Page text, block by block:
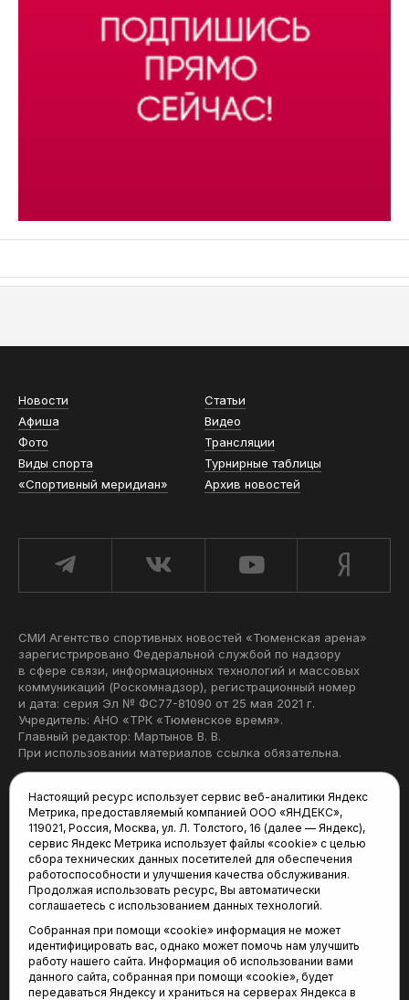
Новости
Статьи
Афиша
Видео
Фото
Трансляции
Виды спорта
Турнирные таблицы
«Спортивный меридиан»
Архив новостей
СМИ Агентство спортивных новостей «Тюменская арена»
зарегистрировано Федеральной службой по надзору
в сфере связи, информационных технологий и массовых
коммуникаций (Роскомнадзор), регистрационный номер
и дата: серия Эл № ФС77-81090 от 25 мая 2021 г.
Учредитель: АНО «ТРК «Тюменское время».
Главный редактор: Мартынов В. В.
При использовании материалов ссылка обязательна.
Редакция:
625035, Тюмень, пр. Геологоразведчиков, 28А
(3452) 68-22-28
tum-arena@mail.ru
Отдел продаж:
(3452) 68-89-78
kotovaev@sibinformburo.ru
Настоящий ресурс использует сервис веб-аналитики Яндекс
Метрика, предоставляемый компанией ООО «ЯНДЕКС»,
119021, Россия, Москва, ул. Л. Толстого, 16 (далее — Яндекс),
сервис Яндекс Метрика использует файлы «cookie» с целью
сбора технических данных посетителей для обеспечения
работоспособности и улучшения качества обслуживания.
Продолжая использовать ресурс, Вы автоматически
соглашаетесь с использованием данных технологий.
Собранная при помощи «cookie» информация не может
идентифицировать вас, однако может помочь нам улучшить
работу нашего сайта. Информация об использовании вами
данного сайта, собранная при помощи «cookie», будет
передаваться Яндексу и храниться на серверах Яндекса в